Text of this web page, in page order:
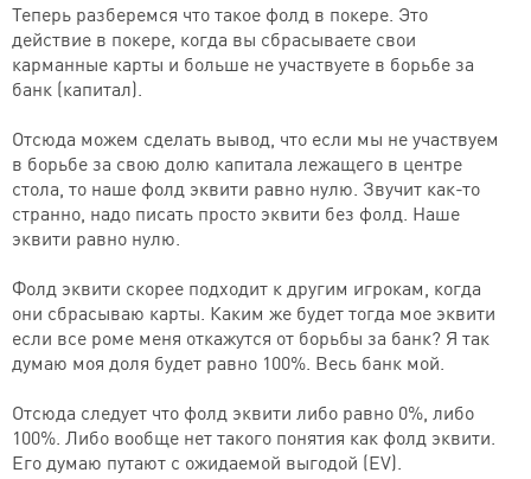
Теперь разберемся что такое фолд в покере. Это
действие в покере, когда вы сбрасываете свои
карманные карты и больше не участвуете в борьбе за
банк (капитал).
Отсюда можем сделать вывод, что если мы не участвуем
в борьбе за свою долю капитала лежащего в центре
стола, то наше фолд эквити равно нулю. Звучит как-то
странно, надо писать просто эквити без фолд. Наше
эквити равно нулю.
Фолд эквити скорее подходит к другим игрокам, когда
они сбрасываю карты. Каким же будет тогда мое эквити
если все роме меня откажутся от борьбы за банк? Я так
думаю моя доля будет равно 100%. Весь банк мой.
Отсюда следует что фолд эквити либо равно 0%, либо
100%. Либо вообще нет такого понятия как фолд эквити.
Его думаю путают с ожидаемой выгодой (EV).